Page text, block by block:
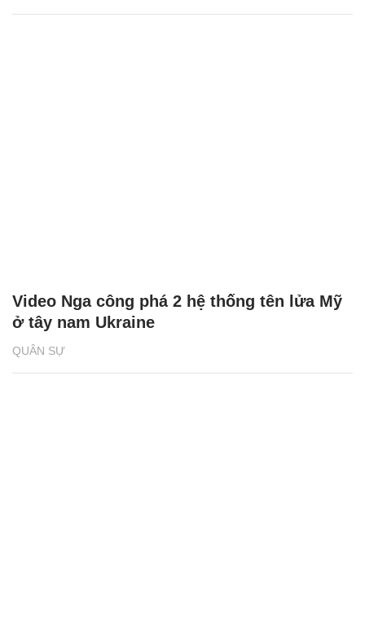
QUÂN SỰ
Video Nga công phá 2 hệ thống tên lửa Mỹ
ở tây nam Ukraine